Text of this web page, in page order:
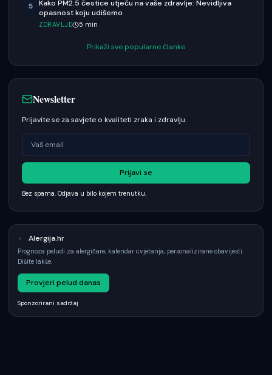
5
Kako PM2.5 čestice utječu na vaše zdravlje: Nevidljiva
opasnost koju udišemo
ZDRAVLJE 5 min
Prikaži sve popularne članke
Newsletter
Prijavite se za savjete o kvaliteti zraka i zdravlju.
Prijavi se
Bez spama. Odjava u bilo kojem trenutku.
Alergija.hr
Prognoza peludi za alergičare, kalendar cvjetanja, personalizirane obavijesti.
Dišite lakše.
Provjeri pelud danas
Sponzorirani sadržaj